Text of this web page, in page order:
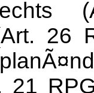
26
21